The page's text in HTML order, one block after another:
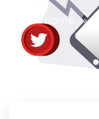
Home